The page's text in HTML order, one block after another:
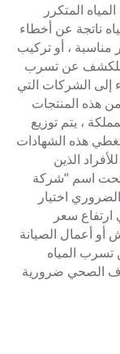
المتكرر
ناتجة عن أخطاء
مناسبة ، أو تركيب
للكشف عن تسرب
إلى الشركات التي
هذه المنتجات
، يتم توزيع
هذه الشهادات
الذين
تحت اسم “شركة
اختيار
سعر
أو أعمال الصيانة
تسرب المياه
الصحي ضرورية